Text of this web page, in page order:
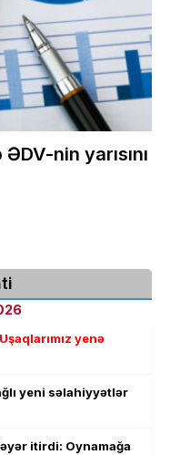
nin yarısını
yenə
yeni səlahiyyətlər
itirdi: Oynamağa